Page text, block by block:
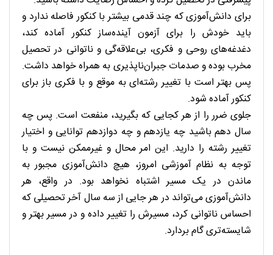
برای دانش‌آموزی که چند قدمی بیشتر با کنکور فاصله ندارد و
باید خودش را برای آزمون آینده‌ساز کنکور آماده کند،
دغدغه‌های روحی و فکری، بی‌علاقه‌گی و ناتوانی در تحصیل
مخرب بوده و صدمات جبران‌ناپذیری به همراه خواهد داشت.
پس بهتر است با تغییر رشته‌ای به موقع و با فکری باز برای
کنکور آماده شود.
جلوی ضرر را از هر کجایی که بگیرید، منفعت است. پس چه
سال دهم باشید چه یازدهم و چه دوازدهم توانایی و اختیار
تغییر رشته را دارید. این امر محال و غیرممکن نیست و با
توجه به نظام آموزشی امروز، هیچ دانش‌آموزی مجبور به
ماندن در یک مسیر اشتباه نخواهد بود. در واقع، هر
دانش‌آموزی می‌تواند در هر جایی از سه سال آخر تحصیلی که
احساس ناتوانی کرد، مسیرش را تغییر داده و در مسیر بهتر و
شایسته‌تری گام بردارد.